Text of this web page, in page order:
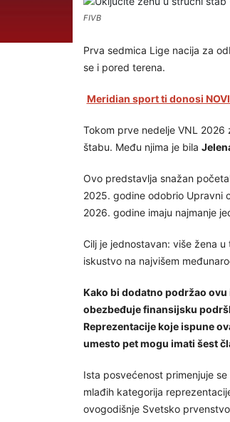
FIVB
Prva sedmica Lige nacija za
se i pored terena.
Meridian sport ti donosi NOVI
Tokom prve nedelje VNL 2026
štabu. Među njima je bila
Ovo predstavlja snažan
2025. godine odobrio Upravni
2026. godine imaju najmanje
Cilj je jednostavan: više žena
iskustvo na najvišem
Kako bi dodatno podržao
obezbeđuje finansijsku
Reprezentacije koje ispune
umesto pet mogu imati šest
Ista posvećenost primenjuje
mlađih kategorija
ovogodišnje Svetsko